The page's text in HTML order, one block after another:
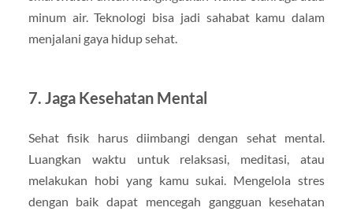
minum air. Teknologi bisa jadi sahabat kamu dalam
menjalani gaya hidup sehat.
7. Jaga Kesehatan Mental
Sehat fisik harus diimbangi dengan sehat mental.
Luangkan waktu untuk relaksasi, meditasi, atau
melakukan hobi yang kamu sukai. Mengelola stres
dengan baik dapat mencegah gangguan kesehatan